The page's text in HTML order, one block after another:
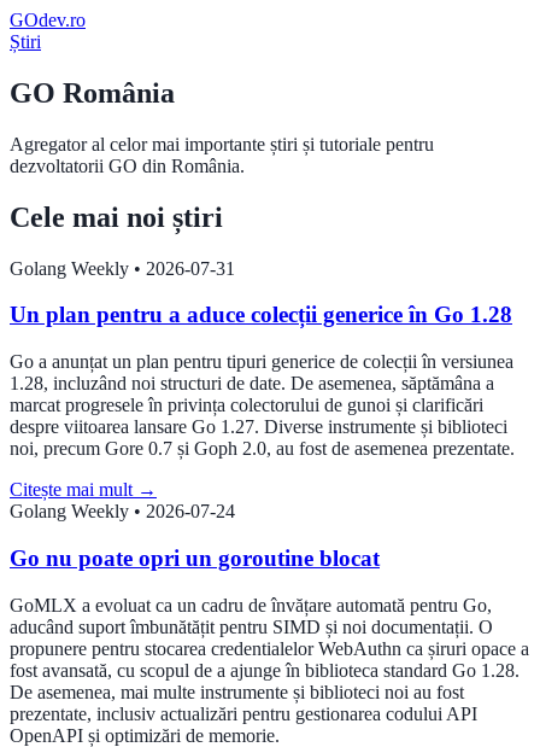
GOdev.ro
Știri
GO România
Agregator al celor mai importante știri și tutoriale pentru
dezvoltatorii GO din România.
Cele mai noi știri
Golang Weekly • 2026-07-31
Un plan pentru a aduce colecții generice în Go 1.28
Go a anunțat un plan pentru tipuri generice de colecții în versiunea
1.28, incluzând noi structuri de date. De asemenea, săptămâna a
marcat progresele în privința colectorului de gunoi și clarificări
despre viitoarea lansare Go 1.27. Diverse instrumente și biblioteci
noi, precum Gore 0.7 și Goph 2.0, au fost de asemenea prezentate.
Citește mai mult →
Golang Weekly • 2026-07-24
Go nu poate opri un goroutine blocat
GoMLX a evoluat ca un cadru de învățare automată pentru Go,
aducând suport îmbunătățit pentru SIMD și noi documentații. O
propunere pentru stocarea credentialelor WebAuthn ca șiruri opace a
fost avansată, cu scopul de a ajunge în biblioteca standard Go 1.28.
De asemenea, mai multe instrumente și biblioteci noi au fost
prezentate, inclusiv actualizări pentru gestionarea codului API
OpenAPI și optimizări de memorie.